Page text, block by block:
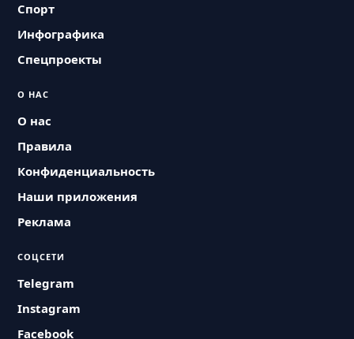
Спорт
Инфографика
Спецпроекты
О НАС
О нас
Правила
Конфиденциальность
Наши приложения
Реклама
СОЦСЕТИ
Telegram
Instagram
Facebook